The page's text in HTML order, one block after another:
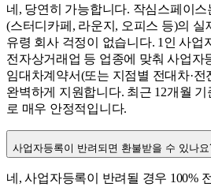
네, 당연히 가능합니다. 작심스페이
(스터디카페, 라운지, 오피스 등)의 실
유령 회사 걱정이 없습니다. 1인 사업
전자상거래업 등 업종에 맞춰 사업자
임대차계약서(또는 지점별 전대차·전
완벽하게 지원합니다. 최근 12개월 기
로 매우 안정적입니다.
사업자등록이 반려되면 환불받을 수 있나요
네, 사업자등록이 반려될 경우 100%